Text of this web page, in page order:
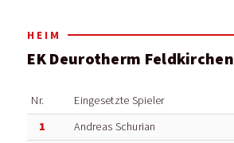
HEIM
EK Deurotherm Feldkirchen
Nr. Eingesetzte Spieler
1 Andreas Schurian